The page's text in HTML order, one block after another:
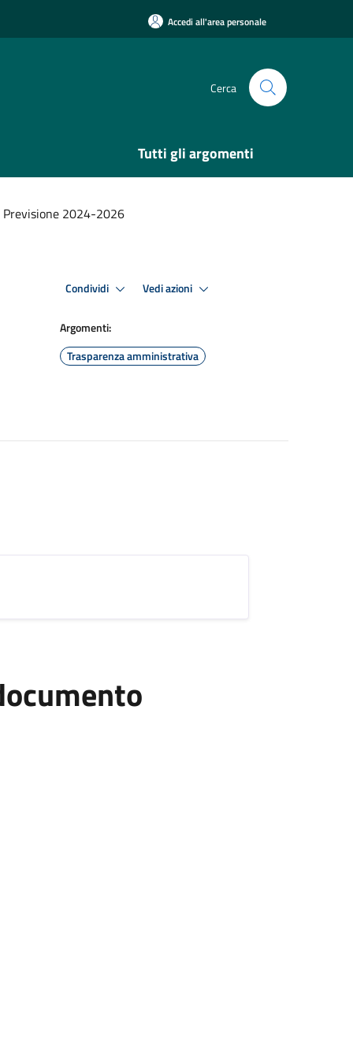
Accedi all'area personale
Cerca
Tutti gli argomenti
Previsione 2024-2026
Condividi Vedi azioni
Argomenti:
Trasparenza amministrativa